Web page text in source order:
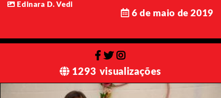
Edinara D. Vedi
6 de maio de 2019
1293 visualizações